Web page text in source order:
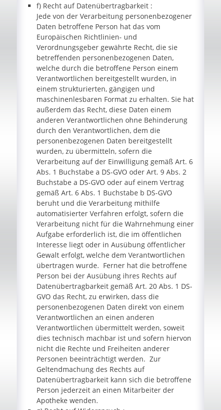
f) Recht auf Datenübertragbarkeit :
Jede von der Verarbeitung personenbezogener
Daten betroffene Person hat das vom
Europäischen Richtlinien- und
Verordnungsgeber gewährte Recht, die sie
betreffenden personenbezogenen Daten,
welche durch die betroffene Person einem
Verantwortlichen bereitgestellt wurden, in
einem strukturierten, gängigen und
maschinenlesbaren Format zu erhalten. Sie hat
außerdem das Recht, diese Daten einem
anderen Verantwortlichen ohne Behinderung
durch den Verantwortlichen, dem die
personenbezogenen Daten bereitgestellt
wurden, zu übermitteln, sofern die
Verarbeitung auf der Einwilligung gemäß Art. 6
Abs. 1 Buchstabe a DS-GVO oder Art. 9 Abs. 2
Buchstabe a DS-GVO oder auf einem Vertrag
gemäß Art. 6 Abs. 1 Buchstabe b DS-GVO
beruht und die Verarbeitung mithilfe
automatisierter Verfahren erfolgt, sofern die
Verarbeitung nicht für die Wahrnehmung einer
Aufgabe erforderlich ist, die im öffentlichen
Interesse liegt oder in Ausübung öffentlicher
Gewalt erfolgt, welche dem Verantwortlichen
übertragen wurde. Ferner hat die betroffene
Person bei der Ausübung ihres Rechts auf
Datenübertragbarkeit gemäß Art. 20 Abs. 1 DS-
GVO das Recht, zu erwirken, dass die
personenbezogenen Daten direkt von einem
Verantwortlichen an einen anderen
Verantwortlichen übermittelt werden, soweit
dies technisch machbar ist und sofern hiervon
nicht die Rechte und Freiheiten anderer
Personen beeinträchtigt werden. Zur
Geltendmachung des Rechts auf
Datenübertragbarkeit kann sich die betroffene
Person jederzeit an einen Mitarbeiter der
Apotheke wenden.